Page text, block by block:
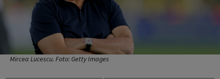
Mircea Lucescu. Foto: Getty Images